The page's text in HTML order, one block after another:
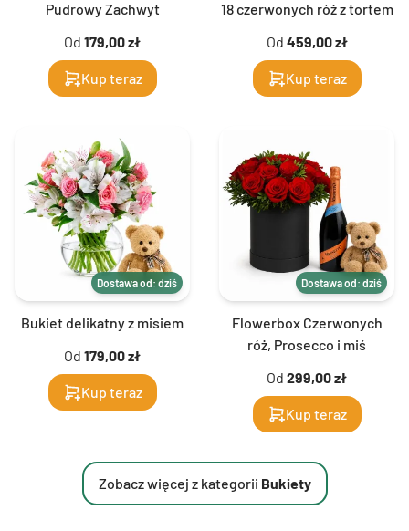
Pudrowy Zachwyt
Od 179,00 zł
Kup teraz
18 czerwonych róż z tortem
Od 459,00 zł
Kup teraz
Dostawa od: dziś
Bukiet delikatny z misiem
Od 179,00 zł
Kup teraz
Dostawa od: dziś
Flowerbox Czerwonych
róż, Prosecco i miś
Od 299,00 zł
Kup teraz
Zobacz więcej z kategorii Bukiety